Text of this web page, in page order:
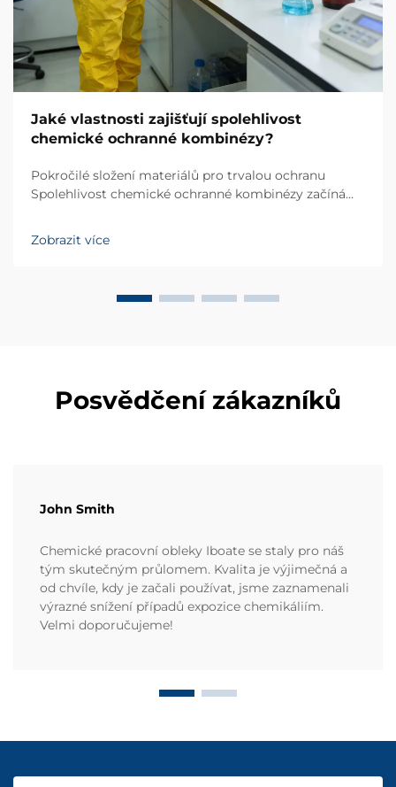
Jaké vlastnosti zajišťují spolehlivost
chemické ochranné kombinézy?
Pokročilé složení materiálů pro trvalou ochranu
Spolehlivost chemické ochranné kombinézy začíná
pronikání, trhání a degradaci. S více než 20letou
Zobrazit více
Posvědčení zákazníků
John Smith
Chemické pracovní obleky Iboate se staly pro náš
tým skutečným průlomem. Kvalita je výjimečná a
od chvíle, kdy je začali používat, jsme zaznamenali
výrazné snížení případů expozice chemikáliím.
Velmi doporučujeme!